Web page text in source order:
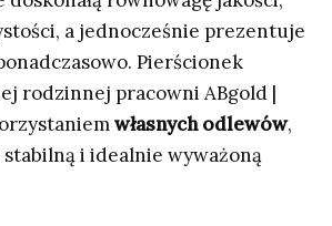
a jednocześnie prezentuje
Pierścionek
rodzinnej pracowni ABgold |
własnych odlewów,
i idealnie wyważoną